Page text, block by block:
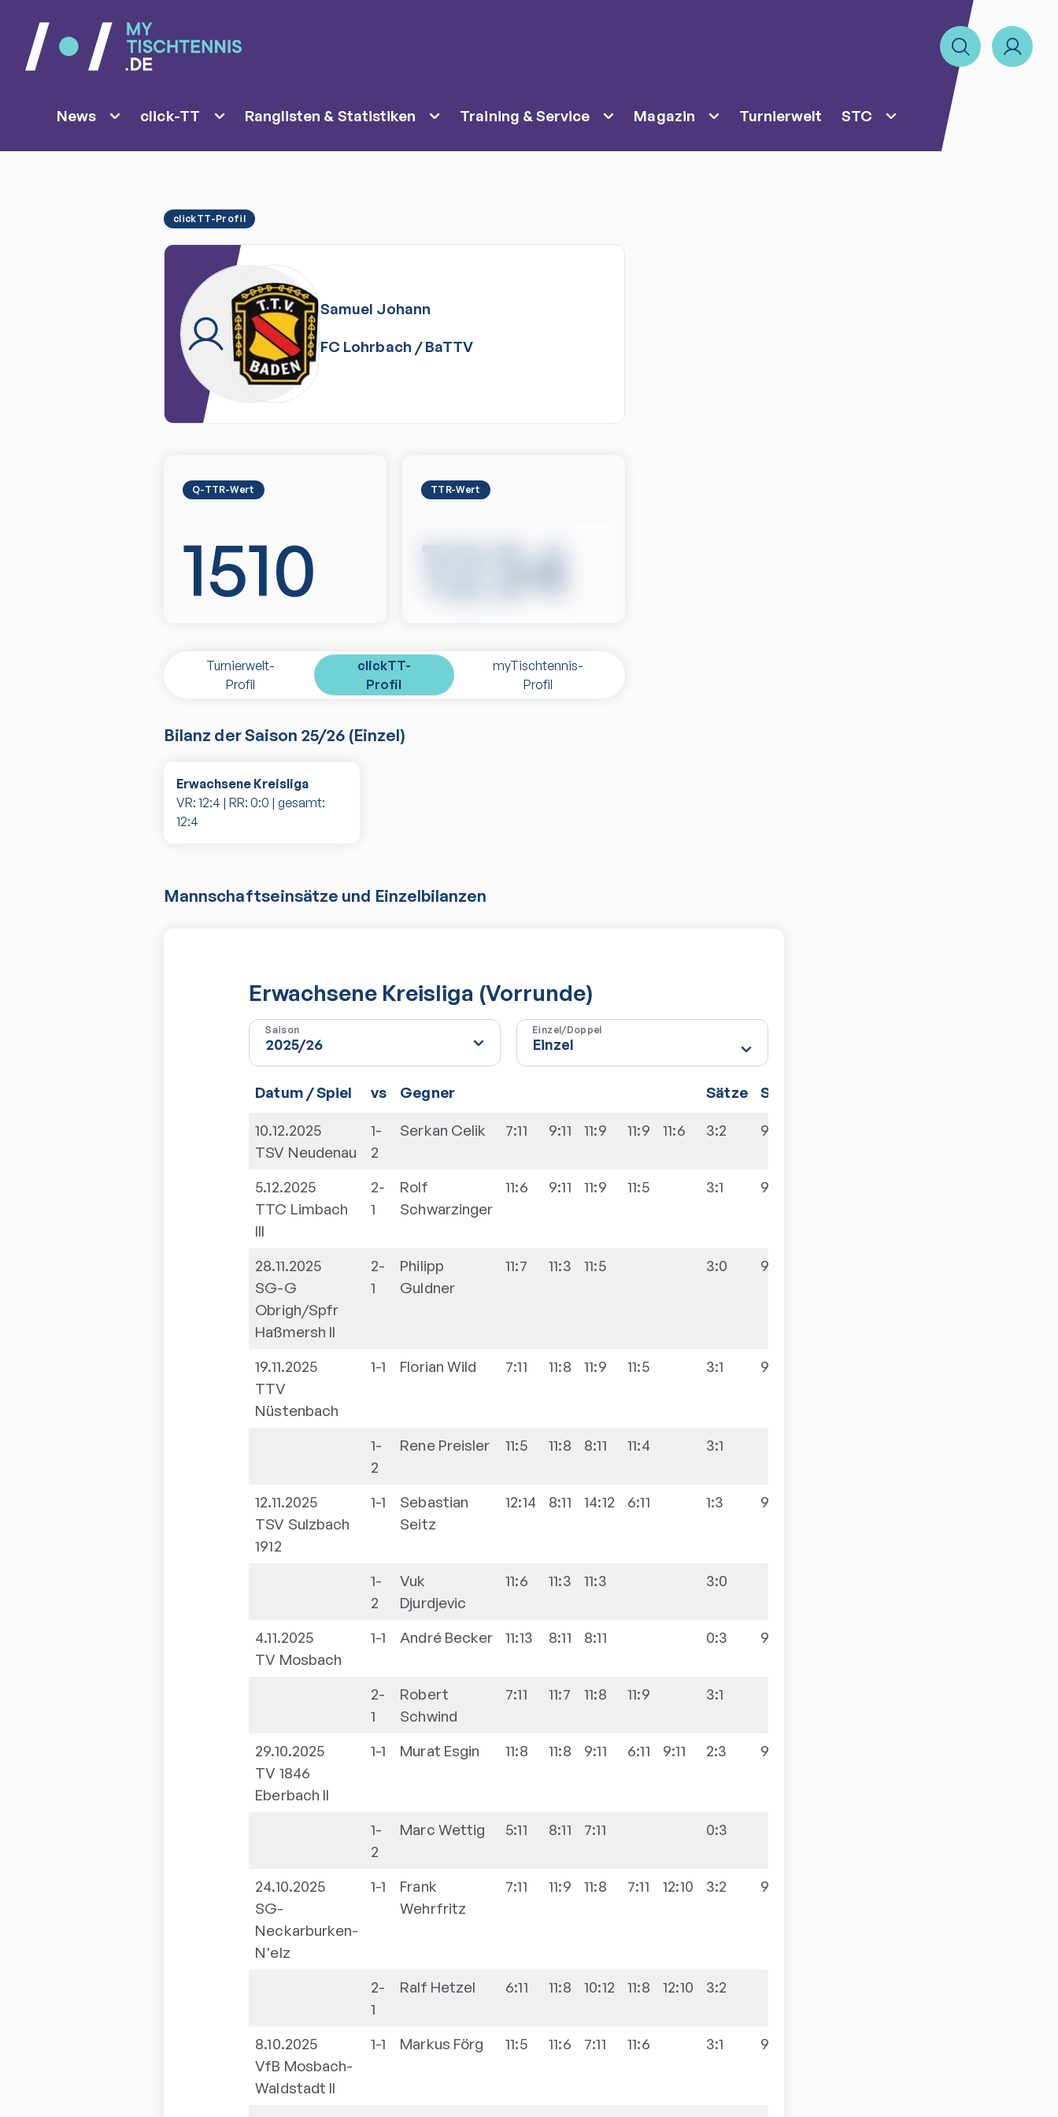
News click-TT Ranglisten & Statistiken Training & Service Magazin Turnierwelt STC
clickTT-Profil
Samuel Johann
FC Lohrbach /BaTTV
Q-TTR-Wert
1510
TTR-Wert
1234
Turnierwelt-
Profil
clickTT-
Profil
myTischtennis-
Profil
Bilanz der Saison 25/26 (Einzel)
Erwachsene Kreisliga
VR: 12:4 | RR: 0:0 | gesamt:
12:4
Mannschaftseinsätze und Einzelbilanzen
Erwachsene Kreisliga (Vorrunde)
Saison Einzel/Doppel
Datum / Spiel vs Gegner Sätze Spiele
10.12.2025
TSV Neudenau
1-
2
Serkan Celik 7:11 9:11 11:9 11:9 11:6 3:2 9:0
5.12.2025
TTC Limbach
III
2-
1
Rolf
Schwarzinger
11:6 9:11 11:9 11:5 3:1 9:0
28.11.2025
SG-G
Obrigh/Spfr
Haßmersh II
2-
1
Philipp
Guldner
11:7 11:3 11:5 3:0 9:0
19.11.2025
TTV
Nüstenbach
1-1 Florian Wild 7:11 11:8 11:9 11:5 3:1 9:6
1-
2
Rene Preisler 11:5 11:8 8:11 11:4 3:1
12.11.2025
TSV Sulzbach
1912
1-1
Sebastian
Seitz
12:14 8:11 14:12 6:11 1:3 9:2
1-
2
Vuk
Djurdjevic
11:6 11:3 11:3 3:0
4.11.2025
TV Mosbach
1-1 André Becker 11:13 8:11 8:11 0:3 9:5
2-
1
Robert
Schwind
7:11 11:7 11:8 11:9 3:1
29.10.2025
TV 1846
Eberbach II
1-1 Murat Esgin 11:8 11:8 9:11 6:11 9:11 2:3 9:5
1-
2
Marc Wettig 5:11 8:11 7:11 0:3
24.10.2025
SG-
Neckarburken-
N'elz
1-1
Frank
Wehrfritz
7:11 11:9 11:8 7:11 12:10 3:2 9:3
2-
1
Ralf Hetzel 6:11 11:8 10:12 11:8 12:10 3:2
8.10.2025
VfB Mosbach-
Waldstadt II
1-1 Markus Förg 11:5 11:6 7:11 11:6 3:1 9:1